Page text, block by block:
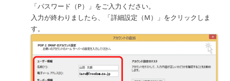
「パスワード（P）」をご入力ください。
入力が終わりましたら、「詳細設定（M）」をクリックしま
す。